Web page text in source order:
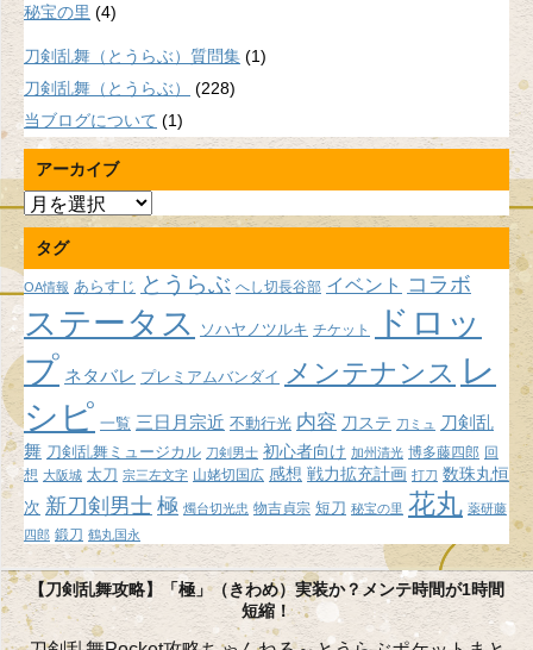
秘宝の里 (4)
刀剣乱舞（とうらぶ）質問集 (1)
刀剣乱舞（とうらぶ）
(228)
当ブログについて (1)
アーカイブ
ア
ー
カ
イ
ブ
タグ
OA情報 あらすじ とうらぶ へし切長谷部 イベント コラボ
ステータス ソハヤノツルキ チケット
ドロッ
プ ネタバレ プレミアムバンダイ メンテナンス レ
シピ 一覧 三日月宗近 不動行光 内容 刀ステ 刀ミュ
刀剣乱
舞 刀剣乱舞ミュージカル 刀剣男士 初心者向け 加州清光 博多藤四郎 回
想 大阪城 太刀 宗三左文字 山姥切国広 感想 戦力拡充計画 打刀 数珠丸恒
次 新刀剣男士 極 燭台切光忠 物吉貞宗 短刀 秘宝の里 花丸 薬研藤
四郎 鍛刀 鶴丸国永
【刀剣乱舞攻略】「極」（きわめ）実装か？メンテ時間が1時間
短縮！